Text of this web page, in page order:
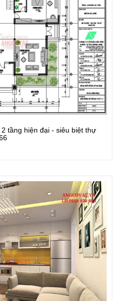
Tiết
tầng hiện đại - siêu biệt thự